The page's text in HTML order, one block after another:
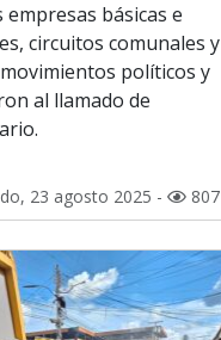
básicas e
circuitos comunales y
políticos y
al llamado de
23 agosto 2025 - 807